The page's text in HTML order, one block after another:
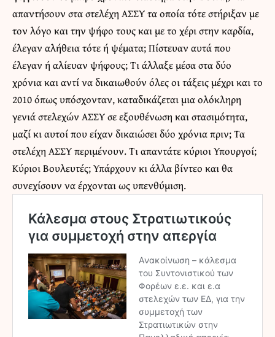
απαντήσουν στα στελέχη ΑΣΣΥ τα οποία τότε στήριξαν με
τον λόγο και την ψήφο τους και με το χέρι στην καρδία,
έλεγαν αλήθεια τότε ή ψέματα; Πίστευαν αυτά που
έλεγαν ή αλίευαν ψήφους; Τι άλλαξε μέσα στα δύο
χρόνια και αντί να δικαιωθούν όλες οι τάξεις μέχρι και το
2010 όπως υπόσχονταν, καταδικάζεται μια ολόκληρη
γενιά στελεχών ΑΣΣΥ σε εξουθένωση και στασιμότητα,
μαζί κι αυτοί που είχαν δικαιώσει δύο χρόνια πριν; Τα
στελέχη ΑΣΣΥ περιμένουν. Τι απαντάτε κύριοι Υπουργοί;
Κύριοι Βουλευτές; Υπάρχουν κι άλλα βίντεο και θα
συνεχίσουν να έρχονται ως υπενθύμιση.